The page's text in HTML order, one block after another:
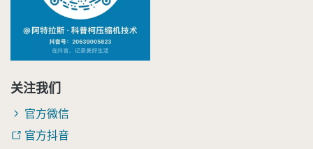
关注我们
官方微信
官方抖音